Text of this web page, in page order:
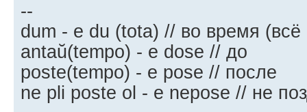
--
dum - e du (tota) // во время
antaŭ(tempo) - e dose // до
poste(tempo) - e pose // после
ne pli poste ol - e nepose // не